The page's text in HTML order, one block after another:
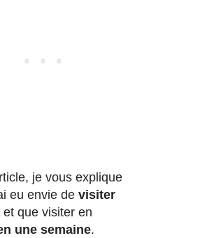
je vous explique
eu envie de visiter
et que visiter en
une semaine.